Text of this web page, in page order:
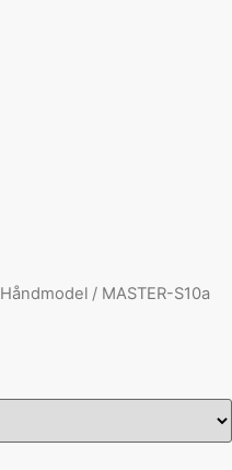
Håndmodel / MASTER-S10a